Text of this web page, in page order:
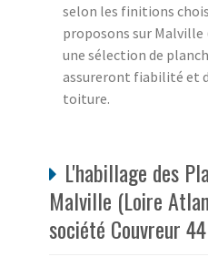
selon les finitions
proposons sur
une sélection de
assureront fiabilité et
toiture.
L'habillage des
Malville (Loire
société Couvreur 44